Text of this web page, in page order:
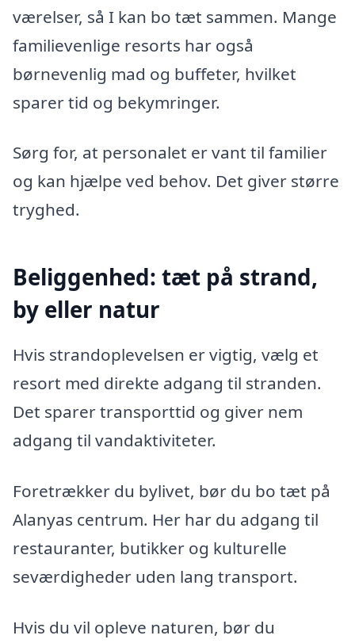
værelser, så I kan bo tæt sammen. Mange
familievenlige resorts har også
børnevenlig mad og buffeter, hvilket
sparer tid og bekymringer.
Sørg for, at personalet er vant til familier
og kan hjælpe ved behov. Det giver større
tryghed.
Beliggenhed: tæt på strand,
by eller natur
Hvis strandoplevelsen er vigtig, vælg et
resort med direkte adgang til stranden.
Det sparer transporttid og giver nem
adgang til vandaktiviteter.
Foretrækker du bylivet, bør du bo tæt på
Alanyas centrum. Her har du adgang til
restauranter, butikker og kulturelle
seværdigheder uden lang transport.
Hvis du vil opleve naturen, bør du